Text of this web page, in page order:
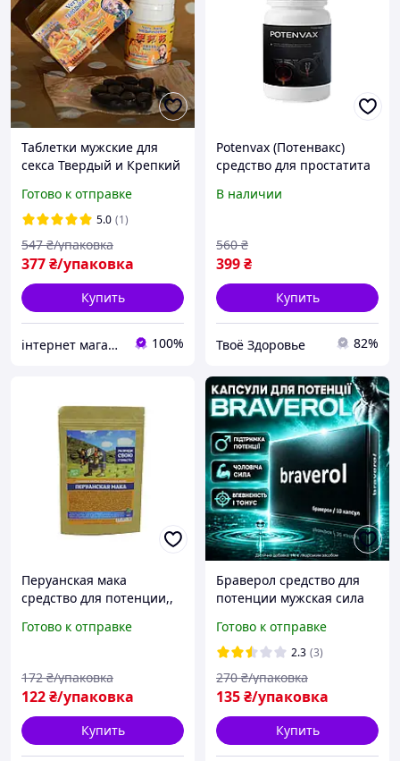
Таблетки мужские для
секса Твердый и Крепкий
Средство для потенции и
Усиление эрекции у
мужчин
Готово к отправке
5.0 (1)
377₴/упаковка
547 ₴/упаковка
Купить
інтернет магазин "ми з України" 100%
Potenvax (Потенвакс)
средство для простатита
В наличии
399₴
560 ₴
Купить
Твоё Здоровье 82%
Перуанская мака
средство для потенции,,
для потенції mega mega-
Готово к отправке
122₴/упаковка
172 ₴/упаковка
Купить
Браверол средство для
потенции мужская сила
профилактика простатита
10 капсул mega mega-
5125
Готово к отправке
2.3 (3)
135₴/упаковка
270 ₴/упаковка
Купить